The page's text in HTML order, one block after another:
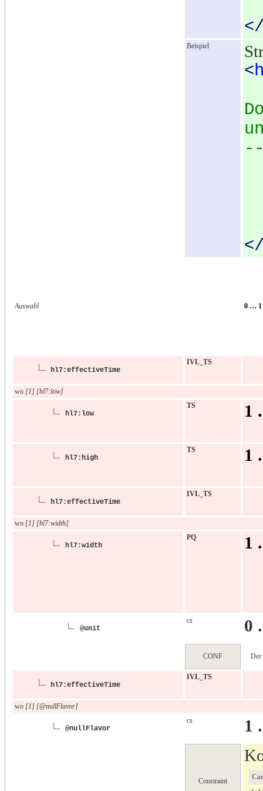
Beispiel
<
Auswahl 0 … 1
hl7:effectiveTime
IVL_TS
wo [1] [hl7:low]
hl7:low
TS 1
hl7:high
TS 1
hl7:effectiveTime
IVL_TS
wo [1] [hl7:width]
hl7:width
PQ 1
@unit
cs 0
CONF Der
hl7:effectiveTime
IVL_TS
wo [1] [@nullFlavor]
@nullFlavor
cs 1
Constraint